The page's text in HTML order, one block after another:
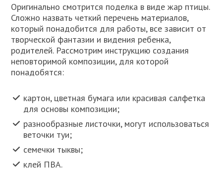
Оригинально смотрится поделка в виде жар птицы.
Сложно назвать четкий перечень материалов,
который понадобится для работы, все зависит от
творческой фантазии и видения ребенка,
родителей. Рассмотрим инструкцию создания
неповторимой композиции, для которой
понадобятся:
картон, цветная бумага или красивая салфетка
для основы композиции;
разнообразные листочки, могут использоваться
веточки туи;
семечки тыквы;
клей ПВА.